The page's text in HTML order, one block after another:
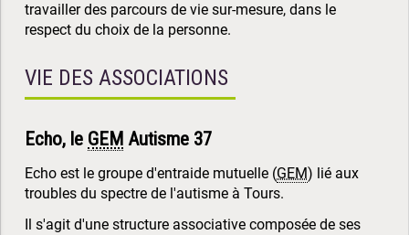
travailler des parcours de vie sur-mesure, dans le
respect du choix de la personne.
VIE DES ASSOCIATIONS
Echo, le GEM Autisme 37
Echo est le groupe d'entraide mutuelle (GEM) lié aux
troubles du spectre de l'autisme à Tours.
Il s'agit d'une structure associative composée de ses